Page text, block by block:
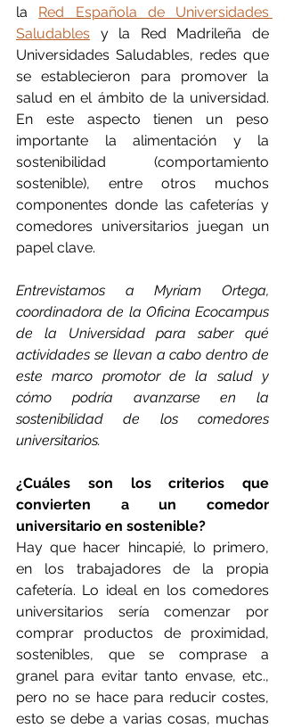
la Red Española de Universidades
Saludables y la Red Madrileña de
Universidades Saludables, redes que
se establecieron para promover la
salud en el ámbito de la universidad.
En este aspecto tienen un peso
importante la alimentación y la
sostenibilidad (comportamiento
sostenible), entre otros muchos
componentes donde las cafeterías y
comedores universitarios juegan un
papel clave.
Entrevistamos a Myriam Ortega,
coordinadora de la Oficina Ecocampus
de la Universidad para saber qué
actividades se llevan a cabo dentro de
este marco promotor de la salud y
cómo podría avanzarse en la
sostenibilidad de los comedores
universitarios.
¿Cuáles son los criterios que
convierten a un comedor
universitario en sostenible?
Hay que hacer hincapié, lo primero,
en los trabajadores de la propia
cafetería. Lo ideal en los comedores
universitarios sería comenzar por
comprar productos de proximidad,
sostenibles, que se comprase a
granel para evitar tanto envase, etc.,
pero no se hace para reducir costes,
esto se debe a varias cosas, muchas